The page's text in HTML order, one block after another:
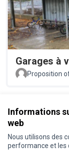
Informations
web
Nous utilisons des
performance et les
Garages à
Proposition
Conditions
Paramètres des